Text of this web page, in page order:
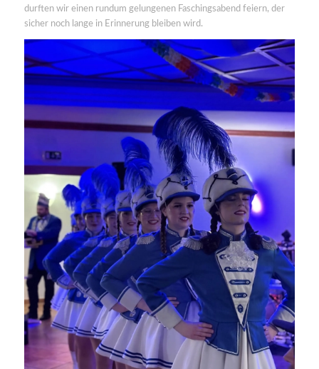
durften wir einen rundum gelungenen Faschingsabend feiern, der
sicher noch lange in Erinnerung bleiben wird.